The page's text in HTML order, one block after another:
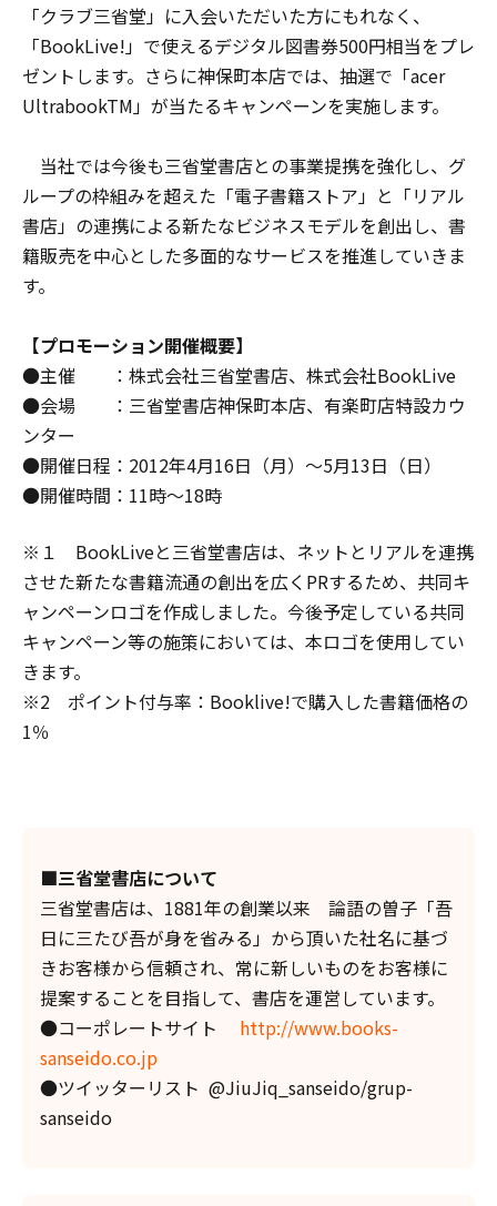
「クラブ三省堂」に入会いただいた方にもれなく、
「BookLive!」で使えるデジタル図書券500円相当をプレ
ゼントします。さらに神保町本店では、抽選で「acer
UltrabookTM」が当たるキャンペーンを実施します。
当社では今後も三省堂書店との事業提携を強化し、グ
ループの枠組みを超えた「電子書籍ストア」と「リアル
書店」の連携による新たなビジネスモデルを創出し、書
籍販売を中心とした多面的なサービスを推進していきま
す。
【プロモーション開催概要】
●主催 ：株式会社三省堂書店、株式会社BookLive
●会場 ：三省堂書店神保町本店、有楽町店特設カウ
ンター
●開催日程：2012年4月16日（月）～5月13日（日）
●開催時間：11時～18時
※１ BookLiveと三省堂書店は、ネットとリアルを連携
させた新たな書籍流通の創出を広くPRするため、共同キ
ャンペーンロゴを作成しました。今後予定している共同
キャンペーン等の施策においては、本ロゴを使用してい
きます。
※2 ポイント付与率：Booklive!で購入した書籍価格の
1％
■三省堂書店について
三省堂書店は、1881年の創業以来 論語の曽子「吾
日に三たび吾が身を省みる」から頂いた社名に基づ
きお客様から信頼され、常に新しいものをお客様に
提案することを目指して、書店を運営しています。
●コーポレートサイト http://www.books-
sanseido.co.jp
●ツイッターリスト @JiuJiq_sanseido/grup-
sanseido